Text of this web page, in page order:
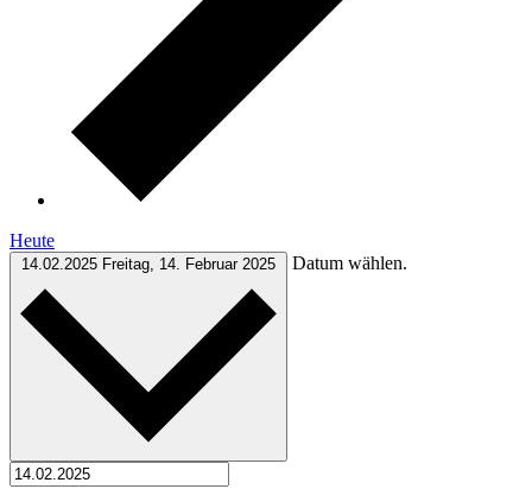
Heute
14.02.2025 Freitag, 14. Februar 2025 Datum wählen.